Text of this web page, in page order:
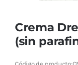
Crema
(sin